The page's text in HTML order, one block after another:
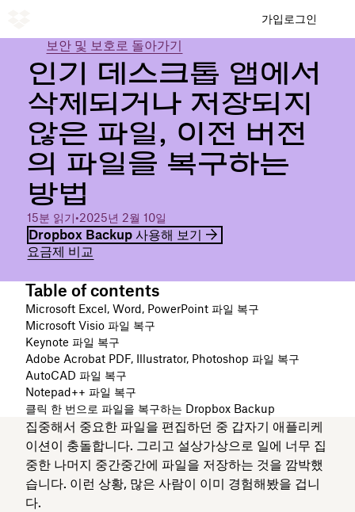
가입 로그인
보안 및 보호로 돌아가기
인기 데스크톱 앱에서
삭제되거나 저장되지
않은 파일, 이전 버전
의 파일을 복구하는
방법
15분 읽기•2025년 2월 10일
Dropbox Backup 사용해 보기
요금제 비교
Table of contents
Microsoft Excel, Word, PowerPoint 파일 복구
Microsoft Visio 파일 복구
Keynote 파일 복구
Adobe Acrobat PDF, Illustrator, Photoshop 파일 복구
AutoCAD 파일 복구
Notepad++ 파일 복구
클릭 한 번으로 파일을 복구하는 Dropbox Backup
집중해서 중요한 파일을 편집하던 중 갑자기 애플리케
이션이 충돌합니다. 그리고 설상가상으로 일에 너무 집
중한 나머지 중간중간에 파일을 저장하는 것을 깜박했
습니다. 이런 상황, 많은 사람이 이미 경험해봤을 겁니
다.